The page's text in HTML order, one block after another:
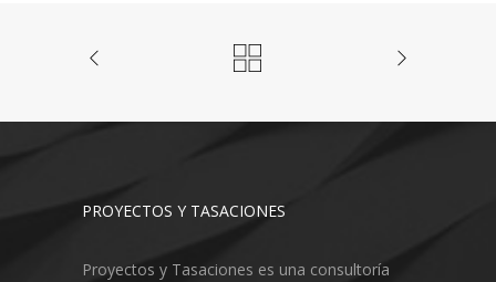
PROYECTOS Y TASACIONES
Proyectos y Tasaciones es una consultoría